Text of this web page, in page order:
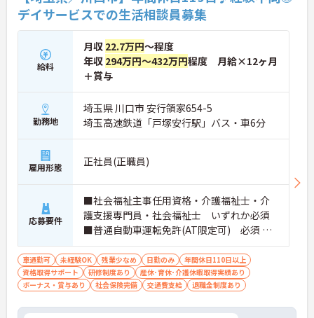
デイサービスでの生活相談員募集
給料
月収 22.7万円～程度
年収 294万円～432万円程度 月給×12ヶ月
＋賞与
勤務地
埼玉県 川口市 安行領家654-5
埼玉高速鉄道「戸塚安行駅」バス・車6分
雇用形態 正社員(正職員)
応募要件
■社会福祉主事任用資格・介護福祉士・介
護支援専門員・社会福祉士 いずれか必須
■普通自動車運転免許(AT限定可) 必須 ■
経験：不問
車通勤可 未経験OK 残業少なめ 日勤のみ
年間休日110日以上
資格取得サポート
研修制度あり
産休･育休･介護休暇取得実績あり
ボーナス・賞与あり
社会保険完備 交通費支給 退職金制度あり